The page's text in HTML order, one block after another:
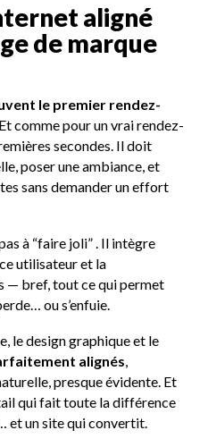
ternet aligné
gede marque
le premier rendez-
Et comme pour un vrai rendez-
secondes. Il doit
poser une ambiance, et
sans demander un effort
à “faire joli” . Il intègre
utilisateur et la
— bref, tout ce qui permet
ou s’enfuie.
le design graphique et le
alignés,
presque évidente. Et
qui fait toute la différence
et un site qui convertit.